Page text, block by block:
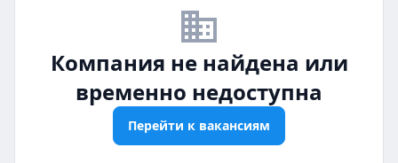
business_off
Компания не найдена или
временно недоступна
Перейти к вакансиям